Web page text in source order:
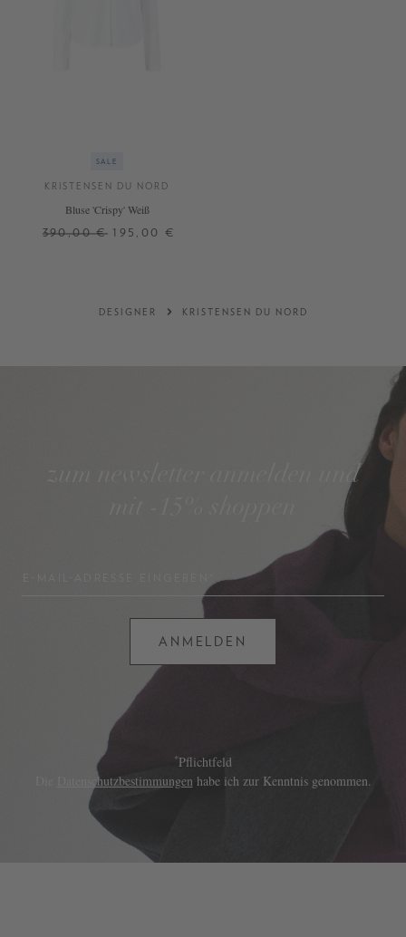
SALE
KRISTENSEN DU NORD
Bluse 'Crispy' Weiß
390,00 € 195,00 €
DESIGNER KRISTENSEN DU NORD
zum newsletter anmelden und
ANMELDEN
*Pflichtfeld
Datenschutzbestimmungen habe ich zur Kenntnis genommen.